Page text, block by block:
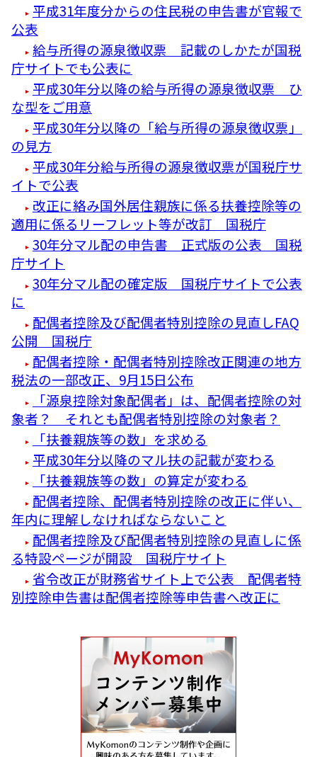
平成31年度分からの住民税の申告書が官報で
公表
給与所得の源泉徴収票 記載のしかたが国税
庁サイトでも公表に
平成30年分以降の給与所得の源泉徴収票 ひ
な型をご用意
平成30年分以降の「給与所得の源泉徴収票」
の見方
平成30年分給与所得の源泉徴収票が国税庁サ
イトで公表
改正に絡み国外居住親族に係る扶養控除等の
適用に係るリーフレット等が改訂 国税庁
30年分マル配の申告書 正式版の公表 国税
庁サイト
30年分マル配の確定版 国税庁サイトで公表
に
配偶者控除及び配偶者特別控除の見直しFAQ
公開 国税庁
配偶者控除・配偶者特別控除改正関連の地方
税法の一部改正、9月15日公布
「源泉控除対象配偶者」は、配偶者控除の対
象者？ それとも配偶者特別控除の対象者？
「扶養親族等の数」を求める
平成30年分以降のマル扶の記載が変わる
「扶養親族等の数」の算定が変わる
配偶者控除、配偶者特別控除の改正に伴い、
年内に理解しなければならないこと
配偶者控除及び配偶者特別控除の見直しに係
る特設ページが開設 国税庁サイト
省令改正が財務省サイト上で公表 配偶者特
別控除申告書は配偶者控除等申告書へ改正に